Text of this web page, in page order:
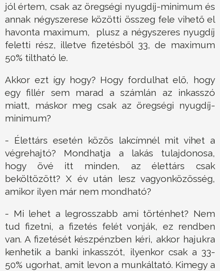
jól értem, csak az öregségi nyugdíj-minimum és
annak négyszerese közötti összeg fele vihető el
havonta maximum, plusz a négyszeres nyugdíj
feletti rész, illetve fizetésből 33, de maximum
50% tiltható le.
Akkor ezt így hogy? Hogy fordulhat elő, hogy
egy fillér sem marad a számlán az inkasszó
miatt, máskor meg csak az öregségi nyugdíj-
minimum?
- Élettárs esetén közös lakcímnél mit vihet a
végrehajtó? Mondhatja a lakás tulajdonosa,
hogy övé itt minden, az élettárs csak
beköltözött? X év után lesz vagyonközösség,
amikor ilyen már nem mondható?
- Mi lehet a legrosszabb ami történhet? Nem
tud fizetni, a fizetés felét vonják, ez rendben
van. A fizetését készpénzben kéri, akkor hajukra
kenhetik a banki inkasszót, ilyenkor csak a 33-
50% ugorhat, amit levon a munkáltató. Kimegy a